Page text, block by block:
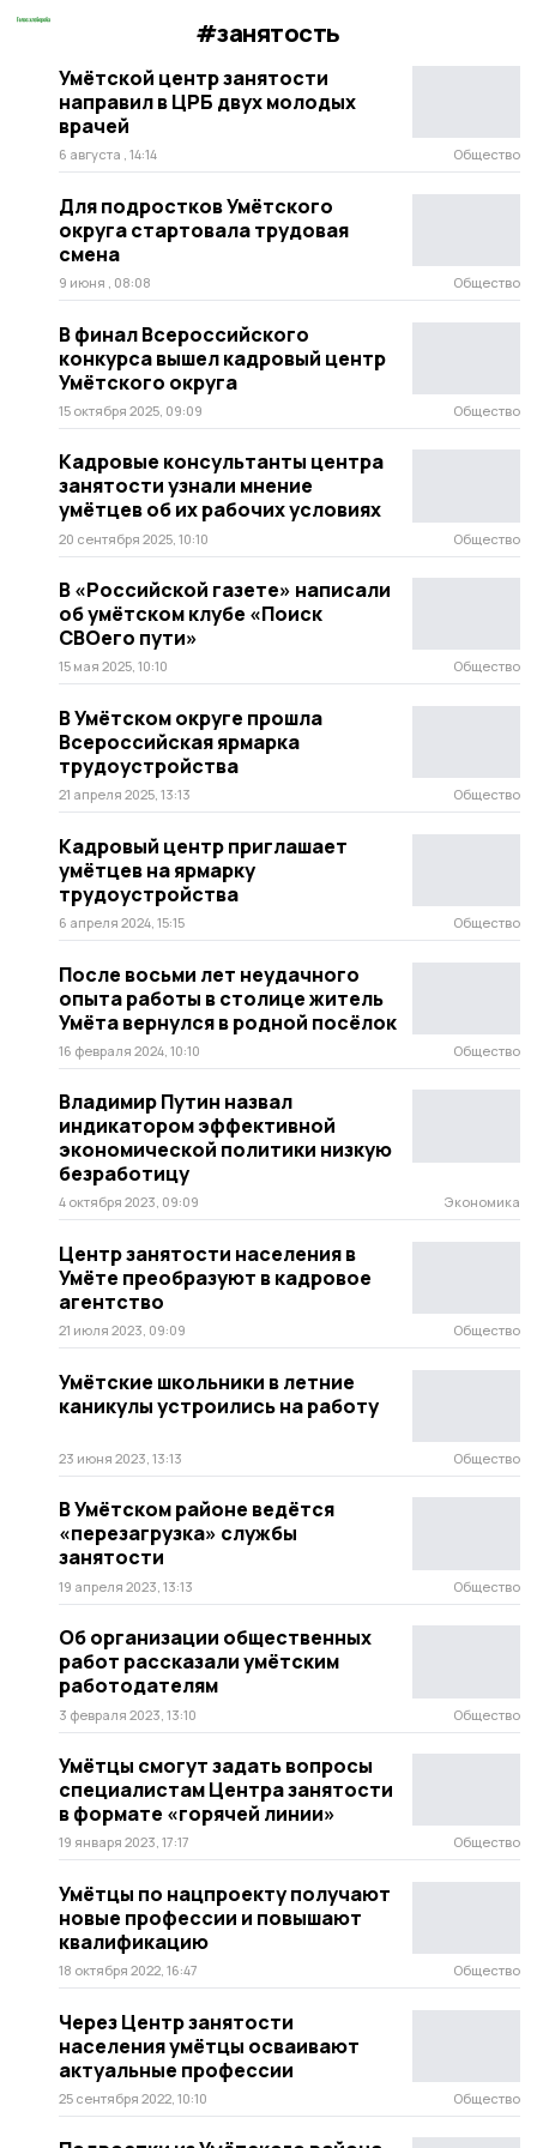
#занятость
Умётской центр занятости
направил в ЦРБ двух молодых
врачей
6 августа , 14:14 Общество
Для подростков Умётского
округа стартовала трудовая
смена
9 июня , 08:08 Общество
В финал Всероссийского
конкурса вышел кадровый центр
Умётского округа
15 октября 2025, 09:09 Общество
Кадровые консультанты центра
занятости узнали мнение
умётцев об их рабочих условиях
20 сентября 2025, 10:10 Общество
В «Российской газете» написали
об умётском клубе «Поиск
СВОего пути»
15 мая 2025, 10:10 Общество
В Умётском округе прошла
Всероссийская ярмарка
трудоустройства
21 апреля 2025, 13:13 Общество
Кадровый центр приглашает
умётцев на ярмарку
трудоустройства
6 апреля 2024, 15:15 Общество
После восьми лет неудачного
опыта работы в столице житель
Умёта вернулся в родной посёлок
16 февраля 2024, 10:10 Общество
Владимир Путин назвал
индикатором эффективной
экономической политики низкую
безработицу
4 октября 2023, 09:09 Экономика
Центр занятости населения в
Умёте преобразуют в кадровое
агентство
21 июля 2023, 09:09 Общество
Умётские школьники в летние
каникулы устроились на работу
23 июня 2023, 13:13 Общество
В Умётском районе ведётся
«перезагрузка» службы
занятости
19 апреля 2023, 13:13 Общество
Об организации общественных
работ рассказали умётским
работодателям
3 февраля 2023, 13:10 Общество
Умётцы смогут задать вопросы
специалистам Центра занятости
в формате «горячей линии»
19 января 2023, 17:17 Общество
Умётцы по нацпроекту получают
новые профессии и повышают
квалификацию
18 октября 2022, 16:47 Общество
Через Центр занятости
населения умётцы осваивают
актуальные профессии
25 сентября 2022, 10:10 Общество